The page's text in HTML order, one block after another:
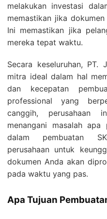
melakukan investasi
memastikan jika
Ini memastikan jika
mereka tepat waktu.
Secara keseluruhan, PT.
mitra ideal dalam hal
dan kecepatan
professional yang
canggih, perusahaan
menangani masalah
dalam pembuatan
perusahaan untuk
dokumen Anda akan
pada waktu yang pas.
Apa Tujuan